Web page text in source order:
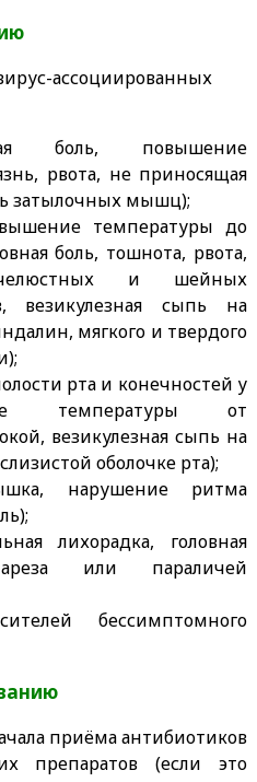
ассоциированных
боль, повышение
рвота, не приносящая
затылочных мышц);
температуры до
боль, тошнота, рвота,
и шейных
везикулезная сыпь на
мягкого и твердого
рта и конечностей у
температуры от
везикулезная сыпь на
оболочке рта);
нарушение ритма
лихорадка, головная
или параличей
бессимптомного
приёма антибиотиков
препаратов (если это